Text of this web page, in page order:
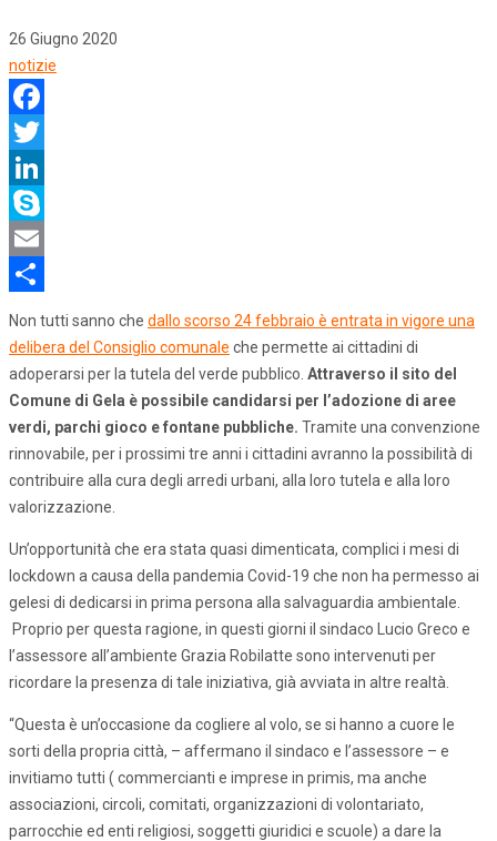
26 Giugno 2020
notizie
Facebook
Twitter
LinkedIn
Skype
Email
Non tutti sanno che dallo scorso 24 febbraio è entrata in vigore una
delibera del Consiglio comunale che permette ai cittadini di
adoperarsi per la tutela del verde pubblico. Attraverso il sito del
Comune di Gela è possibile candidarsi per l’adozione di aree
verdi, parchi gioco e fontane pubbliche. Tramite una convenzione
rinnovabile, per i prossimi tre anni i cittadini avranno la possibilità di
contribuire alla cura degli arredi urbani, alla loro tutela e alla loro
valorizzazione.
Un’opportunità che era stata quasi dimenticata, complici i mesi di
lockdown a causa della pandemia Covid-19 che non ha permesso ai
gelesi di dedicarsi in prima persona alla salvaguardia ambientale.
Proprio per questa ragione, in questi giorni il sindaco Lucio Greco e
l’assessore all’ambiente Grazia Robilatte sono intervenuti per
ricordare la presenza di tale iniziativa, già avviata in altre realtà.
“Questa è un’occasione da cogliere al volo, se si hanno a cuore le
sorti della propria città, – affermano il sindaco e l’assessore – e
invitiamo tutti ( commercianti e imprese in primis, ma anche
associazioni, circoli, comitati, organizzazioni di volontariato,
parrocchie ed enti religiosi, soggetti giuridici e scuole) a dare la